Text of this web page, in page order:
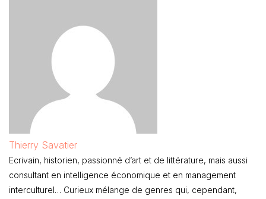
Thierry Savatier
Ecrivain, historien, passionné d’art et de littérature, mais aussi
consultant en intelligence économique et en management
interculturel… Curieux mélange de genres qui, cependant,